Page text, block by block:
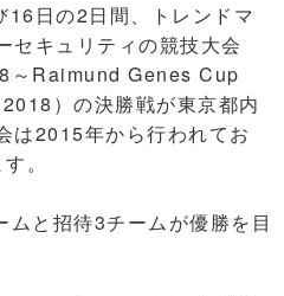
日の2日間、トレンドマ
セキュリティの競技大会
～Raimund Genes Cup
）の決勝戦が東京都内
は2015年から行われてお
。
と招待3チームが優勝を目